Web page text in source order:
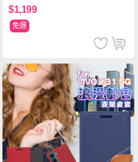
$1,199
免運